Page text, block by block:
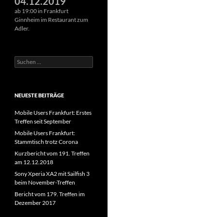
ab 19:00 in Frankfurt
Ginnheim im Restaurant zum
Adler.
Suchen
nach:
NEUESTE BEITRÄGE
Mobile Users Frankfurt: Erstes
Treffen seit September
Mobile Users Frankfurt:
Stammtisch trotz Corona
Kurzbericht vom 191. Treffen
am 12.12.2018
Sony Xperia XA2 mit Sailfish 3
beim November-Treffen
Bericht vom 179. Treffen im
Dezember 2017